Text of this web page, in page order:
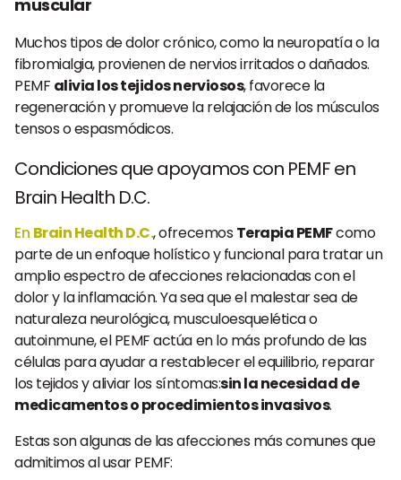
muscular
Muchos tipos de dolor crónico, como la neuropatía o la
fibromialgia, provienen de nervios irritados o dañados.
PEMF alivia los tejidos nerviosos, favorece la
regeneración y promueve la relajación de los músculos
tensos o espasmódicos.
Condiciones que apoyamos con PEMF en
Brain Health D.C.
En Brain Health D.C., ofrecemos Terapia PEMFcomo
parte de un enfoque holístico y funcional para tratar un
amplio espectro de afecciones relacionadas con el
dolor y la inflamación. Ya sea que el malestar sea de
naturaleza neurológica, musculoesquelética o
autoinmune, el PEMF actúa en lo más profundo de las
células para ayudar a restablecer el equilibrio, reparar
los tejidos y aliviar los síntomas:sin la necesidad de
medicamentos o procedimientos invasivos.
Estas son algunas de las afecciones más comunes que
admitimos al usar PEMF: